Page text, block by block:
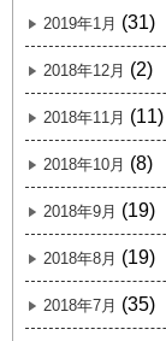
2019年1月 (31)
2018年12月 (2)
2018年11月 (11)
2018年10月 (8)
2018年9月 (19)
2018年8月 (19)
2018年7月 (35)